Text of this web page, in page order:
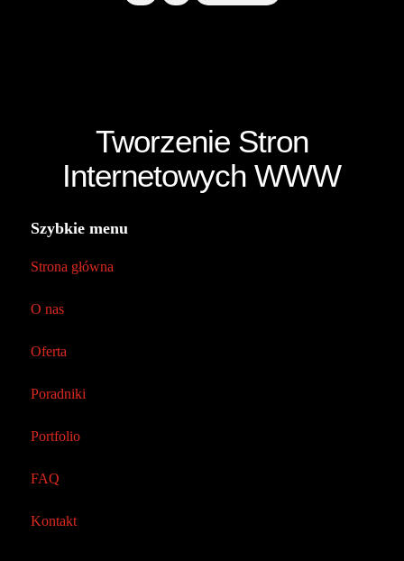
Tworzenie Stron
Internetowych WWW
Szybkie menu
Strona główna
O nas
Oferta
Poradniki
Portfolio
FAQ
Kontakt